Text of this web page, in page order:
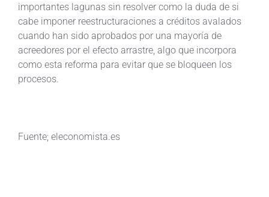
importantes lagunas sin resolver como la duda de si
cabe imponer reestructuraciones a créditos avalados
cuando han sido aprobados por una mayoría de
acreedores por el efecto arrastre, algo que incorpora
como esta reforma para evitar que se bloqueen los
procesos.
Fuente; eleconomista.es